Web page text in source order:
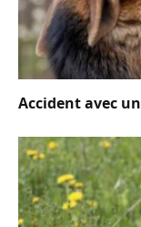
Accident avec